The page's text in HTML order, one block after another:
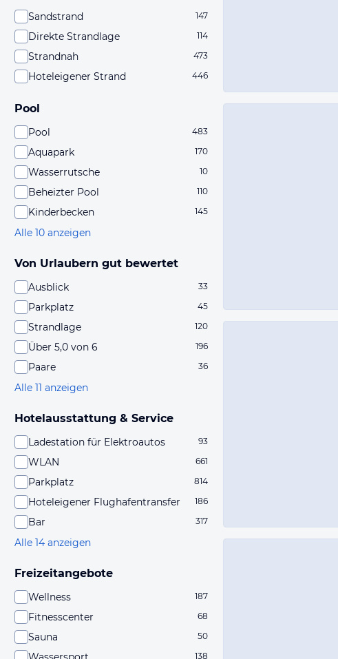
Sandstrand 147
Direkte Strandlage 114
Strandnah 473
Hoteleigener Strand 446
Pool
Pool 483
Aquapark 170
Wasserrutsche 10
Beheizter Pool 110
Kinderbecken 145
Alle 10 anzeigen
Von Urlaubern gut bewertet
Ausblick 33
Parkplatz 45
Strandlage 120
Über 5,0 von 6 196
Paare 36
Alle 11 anzeigen
Hotelausstattung & Service
Ladestation für Elektroautos 93
WLAN 661
Parkplatz 814
Hoteleigener Flughafentransfer 186
Bar 317
Alle 14 anzeigen
Freizeitangebote
Wellness 187
Fitnesscenter 68
Sauna 50
138